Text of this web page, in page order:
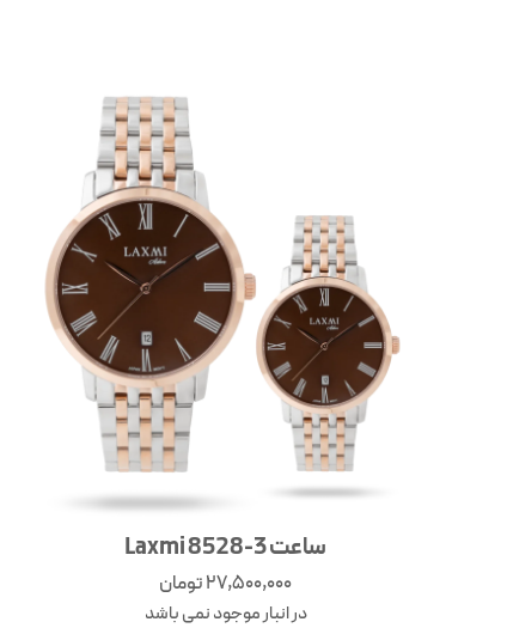
ساعت Laxmi 8528-3
27,500,000تومان
در انبار موجود نمی باشد